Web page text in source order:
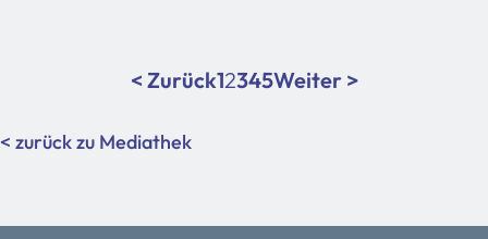
< Zurück12345Weiter >
< zurück zu Mediathek